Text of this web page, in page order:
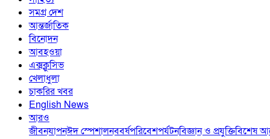
সমগ্র দেশ
আন্তর্জাতিক
বিনোদন
আবহওয়া
এক্সক্লুসিভ
খেলাধুলা
চাকরির খবর
English News
আরও
জীবনযাপনঈদ স্পেশালনববর্ষপরিবেশপর্যটনবিজ্ঞান ও প্রযুক্তিবিশেষ